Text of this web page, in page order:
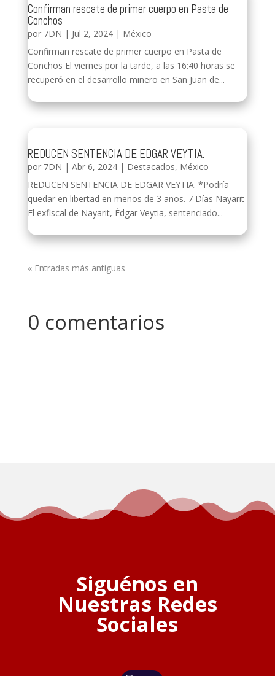
Confirman rescate de primer cuerpo en Pasta de
Conchos
por 7DN | Jul 2, 2024| México
Confirman rescate de primer cuerpo en Pasta de
Conchos El viernes por la tarde, a las 16:40 horas se
recuperó en el desarrollo minero en San Juan de...
REDUCEN SENTENCIA DE EDGAR VEYTIA.
por 7DN | Abr 6, 2024| Destacados, México
REDUCEN SENTENCIA DE EDGAR VEYTIA. *Podría
quedar en libertad en menos de 3 años. 7 Días Nayarit
El exfiscal de Nayarit, Édgar Veytia, sentenciado...
« Entradas más antiguas
0 comentarios
Siguénos en
Nuestras Redes
Sociales